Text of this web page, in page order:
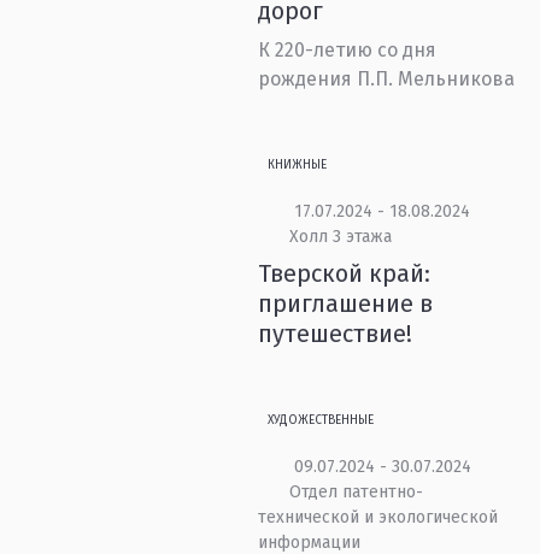
дорог
К 220-летию со дня
рождения П.П. Мельникова
КНИЖНЫЕ
17.07.2024 - 18.08.2024
Холл 3 этажа
Тверской край:
приглашение в
путешествие!
ХУДОЖЕСТВЕННЫЕ
09.07.2024 - 30.07.2024
Отдел патентно-
технической и экологической
информации